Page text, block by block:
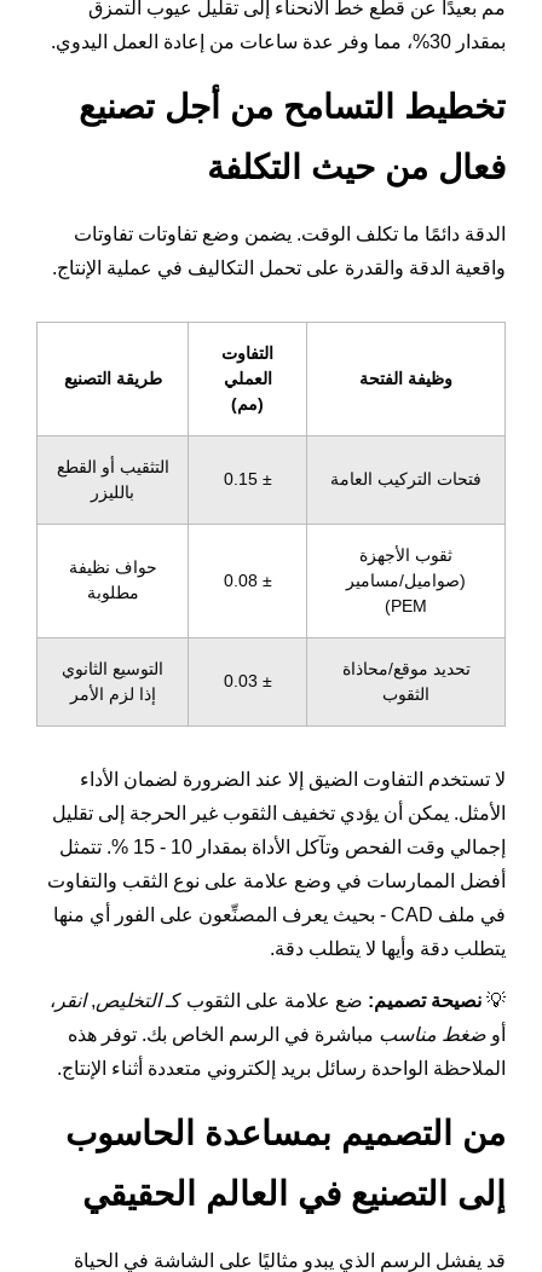
مم بعيدًا عن قطع خط الانحناء إلى تقليل عيوب التمزق
بمقدار 30%، مما وفر عدة ساعات من إعادة العمل اليدوي.
تخطيط التسامح من أجل تصنيع
فعال من حيث التكلفة
الدقة دائمًا ما تكلف الوقت. يضمن وضع تفاوتات تفاوتات
واقعية الدقة والقدرة على تحمل التكاليف في عملية الإنتاج.
وظيفة الفتحة
التفاوت
العملي
(مم)
طريقة التصنيع
فتحات التركيب العامة ± 0.15
التثقيب أو القطع
بالليزر
ثقوب الأجهزة
(صواميل/مسامير
PEM)
± 0.08
حواف نظيفة
مطلوبة
تحديد موقع/محاذاة
الثقوب
± 0.03
التوسيع الثانوي
إذا لزم الأمر
لا تستخدم التفاوت الضيق إلا عند الضرورة لضمان الأداء
الأمثل. يمكن أن يؤدي تخفيف الثقوب غير الحرجة إلى تقليل
إجمالي وقت الفحص وتآكل الأداة بمقدار 10 - 15 %. تتمثل
أفضل الممارسات في وضع علامة على نوع الثقب والتفاوت
في ملف CAD - بحيث يعرف المصنِّعون على الفور أي منها
يتطلب دقة وأيها لا يتطلب دقة.
💡 نصيحة تصميم: ضع علامة على الثقوب كـالتخليص,انقر ،
أو ضغط مناسب مباشرة في الرسم الخاص بك. توفر هذه
الملاحظة الواحدة رسائل بريد إلكتروني متعددة أثناء الإنتاج.
من التصميم بمساعدة الحاسوب
إلى التصنيع في العالم الحقيقي
قد يفشل الرسم الذي يبدو مثاليًا على الشاشة في الحياة